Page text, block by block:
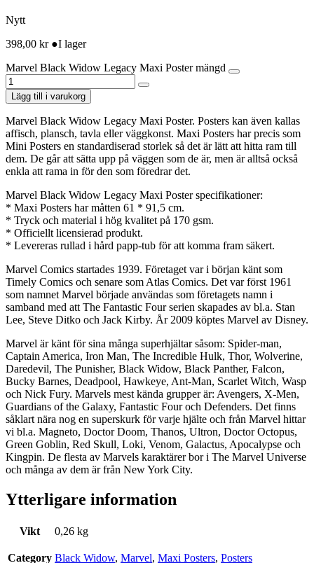
Nytt
398,00 kr ●I lager
Marvel Black Widow Legacy Maxi Poster mängd
Lägg till i varukorg
Marvel Black Widow Legacy Maxi Poster. Posters kan även kallas
affisch, plansch, tavla eller väggkonst. Maxi Posters har precis som
Mini Posters en standardiserad storlek så det är lätt att hitta ram till
dem. De går att sätta upp på väggen som de är, men är alltså också
enkla att rama in för den som föredrar det.
Marvel Black Widow Legacy Maxi Poster specifikationer:
* Maxi Posters har måtten 61 * 91,5 cm.
* Tryck och material i hög kvalitet på 170 gsm.
* Officiellt licensierad produkt.
* Levereras rullad i hård papp-tub för att komma fram säkert.
Marvel Comics startades 1939. Företaget var i början känt som
Timely Comics och senare som Atlas Comics. Det var först 1961
som namnet Marvel började användas som företagets namn i
samband med att The Fantastic Four serien skapades av bl.a. Stan
Lee, Steve Ditko och Jack Kirby. År 2009 köptes Marvel av Disney.
Marvel är känt för sina många superhjältar såsom: Spider-man,
Captain America, Iron Man, The Incredible Hulk, Thor, Wolverine,
Daredevil, The Punisher, Black Widow, Black Panther, Falcon,
Bucky Barnes, Deadpool, Hawkeye, Ant-Man, Scarlet Witch, Wasp
och Nick Fury. Marvels mest kända grupper är: Avengers, X-Men,
Guardians of the Galaxy, Fantastic Four och Defenders. Det finns
såklart nära nog en superskurk för varje hjälte och från Marvel hittar
vi bl.a. Magneto, Doctor Doom, Thanos, Ultron, Doctor Octopus,
Green Goblin, Red Skull, Loki, Venom, Galactus, Apocalypse och
Kingpin. De flesta av Marvels karaktärer bor i The Marvel Universe
och många av dem är från New York City.
Ytterligare information
Vikt 0,26 kg
Category Black Widow, Marvel, Maxi Posters, Posters